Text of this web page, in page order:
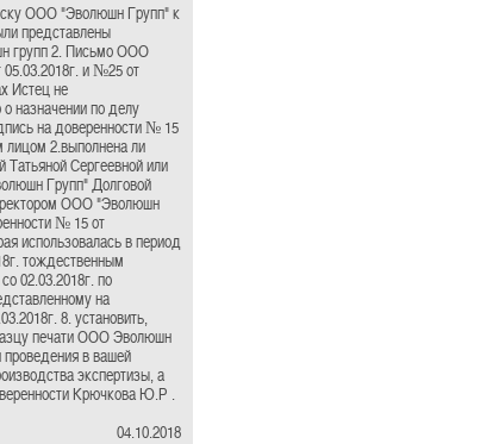
ООО "Эволюшн Групп" к
представлены
групп 2. Письмо ООО
и №25 от
Истец не
назначении по делу
на доверенности № 15
2.выполнена ли
Сергеевной или
Групп" Долговой
ООО "Эволюшн
№ 15 от
использовалась в период
тождественным
02.03.2018г. по
на
8. установить,
печати ООО Эволюшн
проведения в вашей
экспертизы, а
Крючкова Ю.Р .
04.10.2018